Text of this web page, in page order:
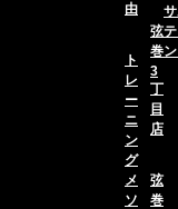
由
ト
レ
ー
ニ
ン
グ
メ
ソ
弦
巻
3
丁
目
店
弦
巻